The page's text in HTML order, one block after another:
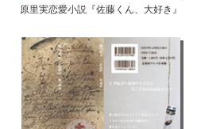
原里実恋愛小説『佐藤くん、大好き』